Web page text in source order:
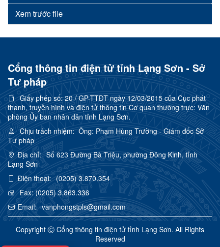
Xem trước file
Cổng thông tin điện tử tỉnh Lạng Sơn - Sở
Tư pháp
Giấy phép số:20 / GP-TTĐT ngày 12/03/2015 của Cục phát
thanh, truyền hình và điện tử thông tin Cơ quan thường trực: Văn
phòng Ủy ban nhân dân tỉnh Lạng Sơn.
Chịu trách nhiệm:Ông: Phạm Hùng Trường - Giám đốc Sở
Tư pháp
Địa chỉ: Số 623 Đường Bà Triệu, phường Đông Kinh, tỉnh
Lạng Sơn
Điện thoại: (0205) 3.870.354
Fax:(0205) 3.863.336
Email: vanphongstpls@gmail.com
Copyright Ⓒ Cổng thông tin điện tử tỉnh Lạng Sơn. All Rights
Reserved